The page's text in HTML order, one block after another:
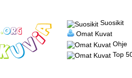
Suosikit
Omat Kuvat
Ohje
Top